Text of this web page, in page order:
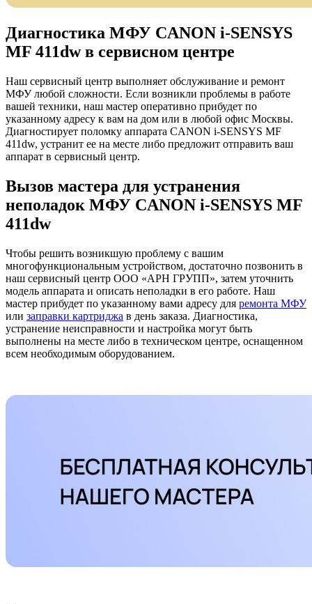
Диагностика МФУ CANON i-SENSYS
MF 411dw в сервисном центре
Наш сервисный центр выполняет обслуживание и ремонт
МФУ любой сложности. Если возникли проблемы в работе
вашей техники, наш мастер оперативно прибудет по
указанному адресу к вам на дом или в любой офис Москвы.
Диагностирует поломку аппарата CANON i-SENSYS MF
411dw, устранит ее на месте либо предложит отправить ваш
аппарат в сервисный центр.
Вызов мастера для устранения
неполадок МФУ CANON i-SENSYS MF
411dw
Чтобы решить возникшую проблему с вашим
многофункциональным устройством, достаточно позвонить в
наш сервисный центр ООО «АРН ГРУПП», затем уточнить
модель аппарата и описать неполадки в его работе. Наш
мастер прибудет по указанному вами адресу для ремонта МФУ
или заправки картриджа в день заказа. Диагностика,
устранение неисправности и настройка могут быть
выполнены на месте либо в техническом центре, оснащенном
всем необходимым оборудованием.